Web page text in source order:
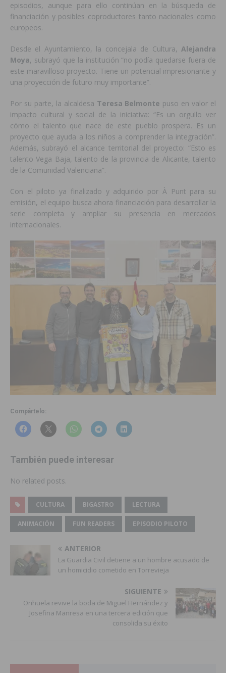
episodios, aunque para ello continúan en la búsqueda de
financiación y posibles coproductores tanto nacionales como
europeos.
Desde el Ayuntamiento, la concejala de Cultura, Alejandra
Moya, subrayó que la institución “no podía quedarse fuera de
este maravilloso proyecto. Tiene un potencial impresionante y
una proyección de futuro muy importante”.
Por su parte, la alcaldesa Teresa Belmonte puso en valor el
impacto cultural y social de la iniciativa: “Es un orgullo ver
cómo el talento que nace de este pueblo prospera. Es un
proyecto que ayuda a los niños a comprender la integración”.
Además, subrayó el alcance territorial del proyecto: “Esto es
talento Vega Baja, talento de la provincia de Alicante, talento
de la Comunidad Valenciana”.
Con el piloto ya finalizado y adquirido por À Punt para su
emisión, el equipo busca ahora financiación para desarrollar la
serie completa y ampliar su presencia en mercados
internacionales.
Compártelo:
También puede interesar
No related posts.
CULTURA BIGASTRO LECTURA
ANIMACIÓN FUN READERS EPISODIO PILOTO
ANTERIOR
La Guardia Civil detiene a un hombre acusado de
un homicidio cometido en Torrevieja
SIGUIENTE
Orihuela revive la boda de Miguel Hernández y
Josefina Manresa en una tercera edición que
consolida su éxito